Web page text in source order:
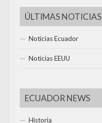
ÚLTIMAS NOTICIAS
Noticias Ecuador
Noticias EEUU
ECUADOR NEWS
Historia